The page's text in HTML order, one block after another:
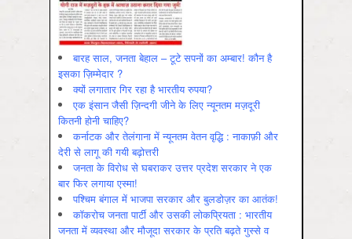
बारह साल, जनता बेहाल – टूटे सपनों का अम्बार! कौन है
इसका ज़िम्मेदार ?
क्यों लगातार गिर रहा है भारतीय रुपया?
एक इंसान जैसी ज़िन्दगी जीने के लिए न्यूनतम मज़दूरी
कितनी होनी चाहिए?
कर्नाटक और तेलंगाना में न्यूनतम वेतन वृद्धि : नाकाफ़ी और
देरी से लागू की गयी बढ़ोत्तरी
जनता के विरोध से घबराकर उत्तर प्रदेश सरकार ने एक
बार फिर लगाया एस्मा!
पश्चिम बंगाल में भाजपा सरकार और बुलडोज़र का आतंक!
कॉकरोच जनता पार्टी और उसकी लोकप्रियता : भारतीय
जनता में व्‍यवस्‍था और मौजूदा सरकार के प्रति बढ़ते गुस्‍से व